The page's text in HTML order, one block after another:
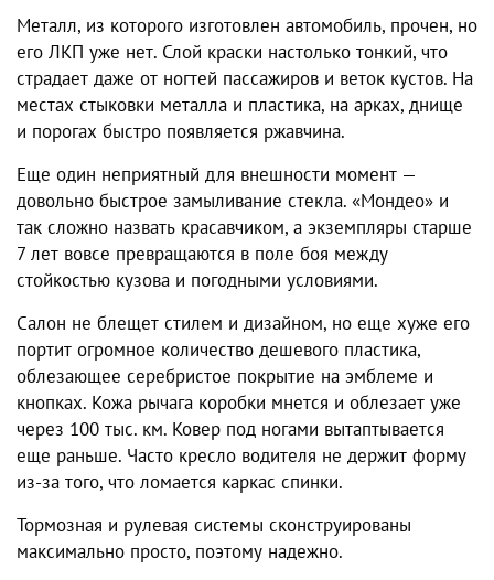
Металл, из которого изготовлен автомобиль, прочен, но
его ЛКП уже нет. Слой краски настолько тонкий, что
страдает даже от ногтей пассажиров и веток кустов. На
местах стыковки металла и пластика, на арках, днище
и порогах быстро появляется ржавчина.
Еще один неприятный для внешности момент —
довольно быстрое замыливание стекла. «Мондео» и
так сложно назвать красавчиком, а экземпляры старше
7 лет вовсе превращаются в поле боя между
стойкостью кузова и погодными условиями.
Салон не блещет стилем и дизайном, но еще хуже его
портит огромное количество дешевого пластика,
облезающее серебристое покрытие на эмблеме и
кнопках. Кожа рычага коробки мнется и облезает уже
через 100 тыс. км. Ковер под ногами вытаптывается
еще раньше. Часто кресло водителя не держит форму
из-за того, что ломается каркас спинки.
Тормозная и рулевая системы сконструированы
максимально просто, поэтому надежно.